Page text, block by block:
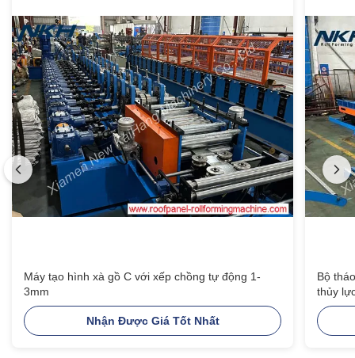
Máy tạo hình xà gồ C với xếp chồng tự động 1-
3mm
Nhận Được Giá Tốt Nhất
Bộ
thủy